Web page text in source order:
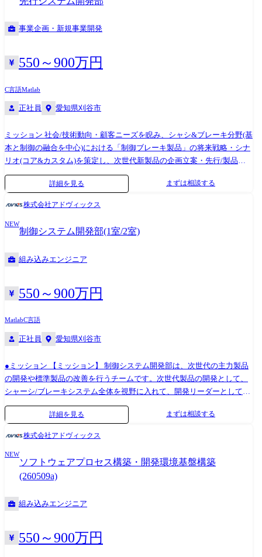
事業企画・新規事業開発
550～900万円
C言語Matlab
正社員 愛知県刈谷市
ミッション 社会/技術動向・顧客ニーズを睨み、シャシ&ブレーキ分野(基
本と制御の融合を中心)における「制御ブレーキ製品」の将来戦略・シナ
リオ(コア&カスタム)を策定し、次世代新製品の企画立案・先行/製品開
発を推進する 開発の企画から検証をアジャイルに推進し、システム付加
価値創出業務を牽引いただきます 【具体的には】 ●性能/機能のコンセプ
ト、開発企画立案 ●サービスブレーキ(静特性・動特性)、回生協調制御
モデルベース)と検証(シミュレーション、ベンチ、実車)を通して効果を
具体化し、量産化仕様への落とし込みと構築 <業務での使用ツール> ●プ
ログラム言語:C言語、MATLAB/Sinulink ●車載ツール:dSPACE社-
MicroAutoBox(ControlDesk他) 業務の流れ 企画段階で世の中の動向調
企画以降は開発として、机上検討・仕様検討→ユニット設計・シミュレ
ーション→シミュレーション→実車検証を行います。シミュレーション
活用したモデルベース開発を核に将来システムのソフトウェア開発をし
詳細を見る まずは相談する
株式会社アドヴィックス
NEW
制御システム開発部(1室/2室)
組み込みエンジニア
550～900万円
MatlabC言語
正社員 愛知県刈谷市
●ミッション 【ミッション】 制御システム開発部は、次世代の主力製品
の開発や標準製品の改善を行うチームです。次世代製品の開発として、
シャーシ/ブレーキシステム全体を視野に入れて、開発リーダーとして将
来動向や顧客ニーズにに合致した制御ブレーキの開発を推進しておりま
テムにおける制御システム開発をご担当いただきます。顧客先(OEM)や
社内関係部署と連携して、制御仕様の検討、ソフト品質確認、安全分析
等の実務を実行します。 ①ブレーキのメカ/エレキ/ソフトの構造/諸機能/
等を実施する。 ②ブレーキシステム全体に対し、機能安全上必要な安全
用ツール> ・C言語 ・MATLAB/Simulink
詳細を見る まずは相談する
株式会社アドヴィックス
NEW
ソフトウェアプロセス構築・開発環境基盤構築
(260509a)
組み込みエンジニア
550～900万円